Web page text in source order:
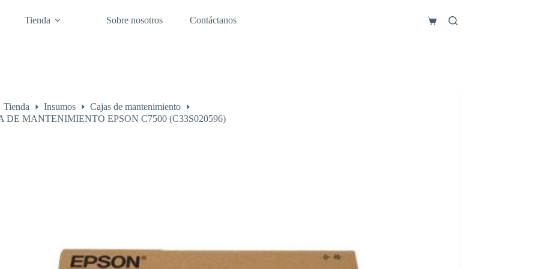
Tienda Sobre nosotros Contáctanos
Carro
Tienda Insumos
Cajas de mantenimiento
DE MANTENIMIENTO EPSON C7500 (C33S020596)